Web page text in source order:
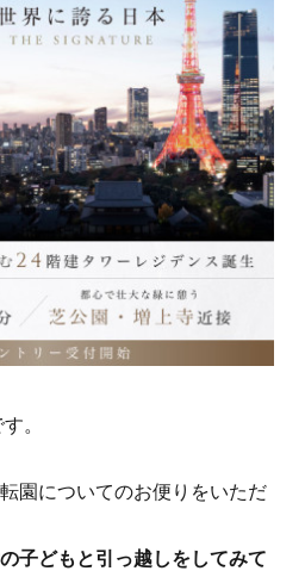
。
園についてのお便りをいただ
の子どもと引っ越しをしてみて